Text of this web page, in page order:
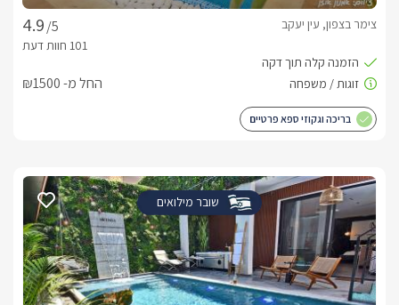
/5
צימר בצפון, עין יעקב
החל מ- ₪1500
בריכה וגקוזי ספא פרטיים
שובר מילואים